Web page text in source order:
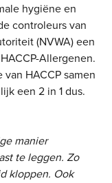
hygiëne en
controleurs van
(NVWA) een
Allergenen.
HACCP samen
een 2 in 1 dus.
manier
te leggen. Zo
kloppen. Ook